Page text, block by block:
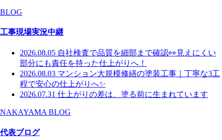
BLOG
工事現場実況中継
2026.08.05 自社検査で品質を細部まで確認👀見えにくい
部分にも責任を持った仕上がりへ！
2026.08.03 マンション大規模修繕の塗装工事｜丁寧な3工
程で安心の仕上がりへ✨
2026.07.31 仕上がりの差は、塗る前に生まれています
NAKAYAMA BLOG
代表ブログ